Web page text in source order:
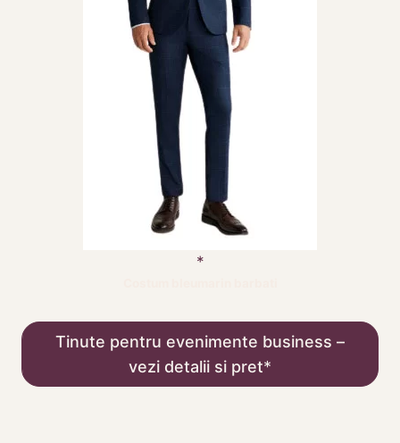
Tinute pentru evenimente business –
vezi detalii si pret